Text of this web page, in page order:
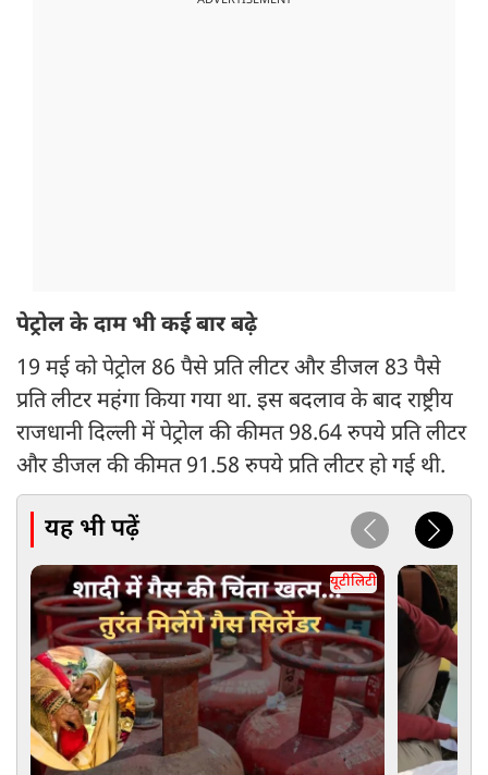
पेट्रोल के दाम भी कई बार बढ़े
19 मई को पेट्रोल 86 पैसे प्रति लीटर और डीजल 83 पैसे
प्रति लीटर महंगा किया गया था. इस बदलाव के बाद राष्ट्रीय
राजधानी दिल्ली में पेट्रोल की कीमत 98.64 रुपये प्रति लीटर
और डीजल की कीमत 91.58 रुपये प्रति लीटर हो गई थी.
यह भी पढ़ें
यूटीलिटी